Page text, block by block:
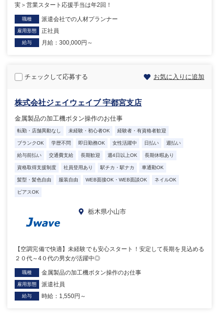
実＞営業スタート応援手当は年2回！
職種 派遣会社での人材プランナー
雇用形態 正社員
給与 月給：300,000円～
チェックして応募する お気に入りに追加
株式会社ジェイウェイブ 宇都宮支店
金属製品の加工機ボタン操作のお仕事
転勤・店舗異動なし 未経験・初心者OK 経験者・有資格者歓迎
ブランクOK 学歴不問 即日勤務OK 女性活躍中 日払い 週払い
給与前払い 交通費支給 長期歓迎 週4日以上OK 長期休暇あり
資格取得支援制度 社員登用あり 駅チカ・駅ナカ 車通勤OK
髪型・髪色自由 服装自由 WEB面接OK・WEB面談OK ネイルOK
ピアスOK
栃木県小山市
【空調完備で快適】未経験でも安心スタート！安定して長期を見込める
２０代～4０代の男女が活躍中◎
職種 金属製品の加工機ボタン操作のお仕事
雇用形態 派遣社員
給与 時給：1,550円～